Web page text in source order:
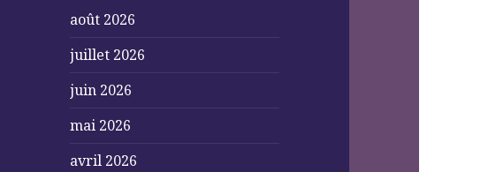
août 2026
juillet 2026
juin 2026
mai 2026
avril 2026